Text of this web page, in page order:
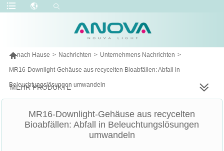
nach Hause > Nachrichten > Unternehmens Nachrichten >
MR16-Downlight-Gehäuse aus recycelten Bioabfällen: Abfall in
Beleuchtungslösungen umwandeln
MEHR PRODUKTE
MR16-Downlight-Gehäuse aus recycelten
Bioabfällen: Abfall in Beleuchtungslösungen
umwandeln